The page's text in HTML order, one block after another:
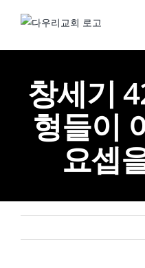
창세기
형들이
요셉